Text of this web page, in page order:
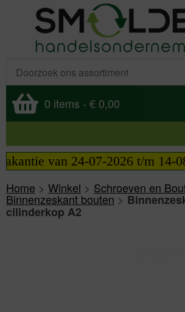
0 items - € 0,00
07-2026 t/m 14-08-2026
Home > Winkel > Schroeven en
Binnenzeskant bouten>
cilinderkop A2